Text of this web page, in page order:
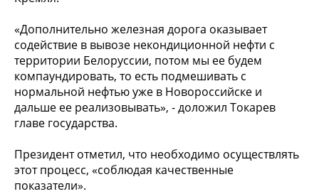
«Дополнительно железная дорога оказывает
содействие в вывозе некондиционной нефти с
территории Белоруссии, потом мы ее будем
компаундировать, то есть подмешивать с
нормальной нефтью уже в Новороссийске и
дальше ее реализовывать», - доложил Токарев
главе государства.
Президент отметил, что необходимо осуществлять
этот процесс, «соблюдая качественные
показатели».